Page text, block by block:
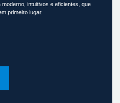
intuitivos e eficientes, que
primeiro lugar.